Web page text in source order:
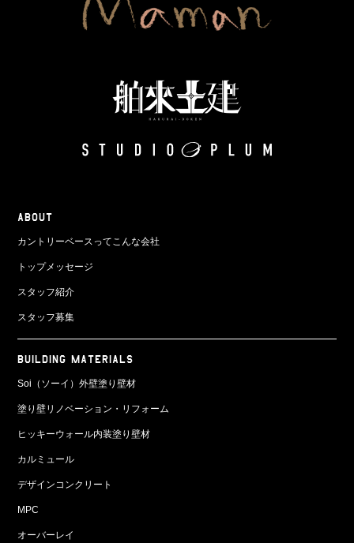
ABOUT
カントリーベースってこんな会社
トップメッセージ
スタッフ紹介
スタッフ募集
BUILDING MATERIALS
Soi（ソーイ）外壁塗り壁材
塗り壁リノベーション・リフォーム
ヒッキーウォール内装塗り壁材
カルミュール
デザインコンクリート
MPC
オーバーレイ